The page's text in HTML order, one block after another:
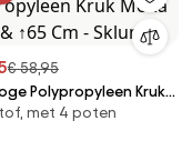
€ 58,95
Polypropyleen Kruk
& ↑65 Cm - Sklum
met 4 poten